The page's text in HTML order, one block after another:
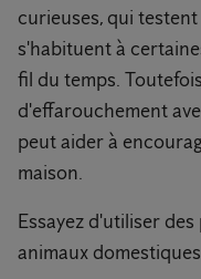
curieuses, qui
s'habituent à
fil du temps.
d'effarouchement
peut aider à
maison.
Essayez d'utiliser
animaux